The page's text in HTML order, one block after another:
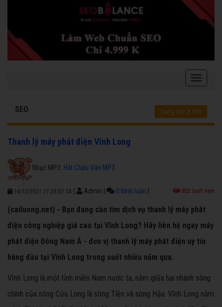
SEO Trang chủ SEO
Thanh lý máy phát điện Vĩnh Long
Nhạc MP3: Hát Chầu Văn MP3
14/12/2021 11:28:03 SA Admin 0 bình luận 852 lượt xem
(cailuong.net) - Bạn đang cần tìm dịch vụ thanh lý máy phát
điện công nghiệp giá cao tại Vĩnh Long? Hãy liên hệ ngay máy
phát điện Đông Nam Á - đơn vị thanh lý máy phát điện uy tín
hàng đầu tại Vĩnh Long trong suốt nhiều năm qua.
Vĩnh Long là một tỉnh miền Nam nước ta, nằm giữa hai nhánh sông
chính của sông Cửu Long là sông Tiền và sông Hậu. Vĩnh Long nằm